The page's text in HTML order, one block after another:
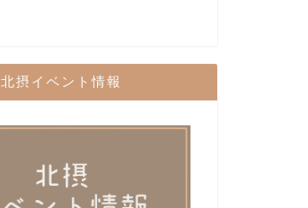
北摂イベント情報